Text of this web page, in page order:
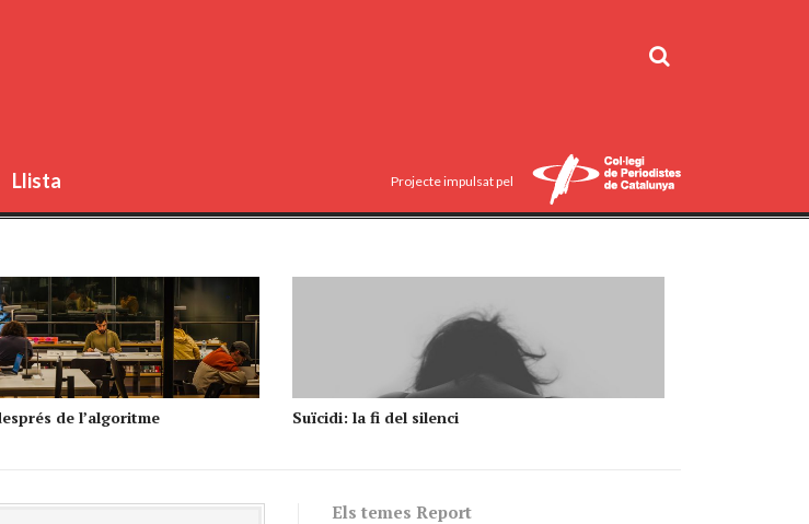
Llista Projecte impulsat pel
de l’algoritme Suïcidi: la fi del silenci
Els temes Report